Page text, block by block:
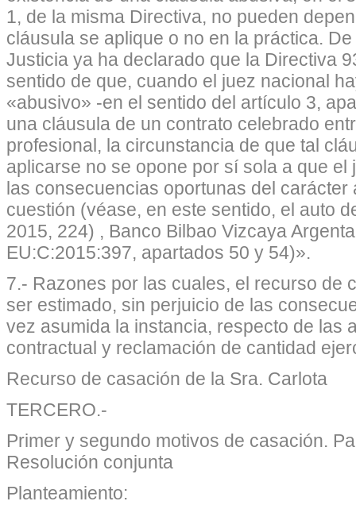
1, de la misma Directiva, no pueden
cláusula se aplique o no en la práctica.
Justicia ya ha declarado que la Directiva
sentido de que, cuando el juez nacional
«abusivo» -en el sentido del artículo 3,
una cláusula de un contrato celebrado
profesional, la circunstancia de que tal
aplicarse no se opone por sí sola a que
las consecuencias oportunas del
cuestión (véase, en este sentido, el auto
2015, 224) , Banco Bilbao Vizcaya
EU:C:2015:397, apartados 50 y 54)».
7.- Razones por las cuales, el recurso de
ser estimado, sin perjuicio de las
vez asumida la instancia, respecto de las
contractual y reclamación de cantidad
Recurso de casación de la Sra. Carlota
TERCERO.-
Primer y segundo motivos de casación.
Resolución conjunta
Planteamiento: